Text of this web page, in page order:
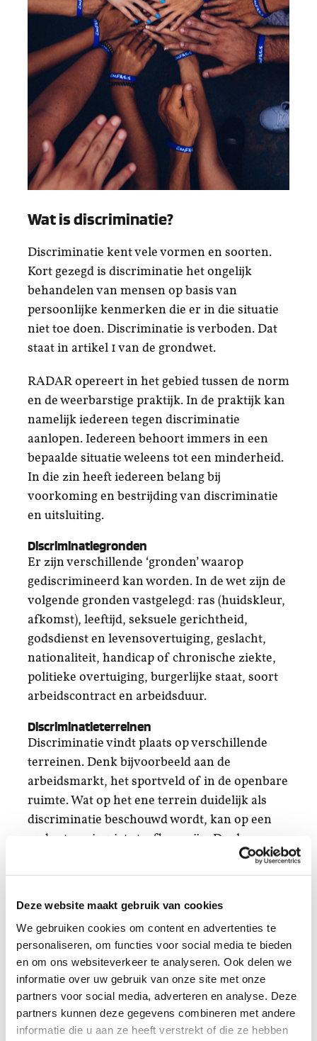
Deze website maakt gebruik van cookies
We gebruiken cookies om content en advertenties te
personaliseren, om functies voor social media te bieden
en om ons websiteverkeer te analyseren. Ook delen we
informatie over uw gebruik van onze site met onze
partners voor social media, adverteren en analyse. Deze
partners kunnen deze gegevens combineren met andere
informatie die u aan ze heeft verstrekt of die ze hebben
Wat is discriminatie?
Discriminatie kent vele vormen en soorten.
Kort gezegd is discriminatie het ongelijk
behandelen van mensen op basis van
persoonlijke kenmerken die er in die situatie
niet toe doen. Discriminatie is verboden. Dat
staat in artikel 1 van de grondwet.
RADAR opereert in het gebied tussen de norm
en de weerbarstige praktijk. In de praktijk kan
namelijk iedereen tegen discriminatie
aanlopen. Iedereen behoort immers in een
bepaalde situatie weleens tot een minderheid.
In die zin heeft iedereen belang bij
voorkoming en bestrijding van discriminatie
en uitsluiting.
Discriminatiegronden
Er zijn verschillende ‘gronden’ waarop
gediscrimineerd kan worden. In de wet zijn de
volgende gronden vastgelegd: ras (huidskleur,
afkomst), leeftijd, seksuele gerichtheid,
godsdienst en levensovertuiging, geslacht,
nationaliteit, handicap of chronische ziekte,
politieke overtuiging, burgerlijke staat, soort
arbeidscontract en arbeidsduur.
Discriminatieterreinen
Discriminatie vindt plaats op verschillende
terreinen. Denk bijvoorbeeld aan de
arbeidsmarkt, het sportveld of in de openbare
ruimte. Wat op het ene terrein duidelijk als
discriminatie beschouwd wordt, kan op een
ander terrein niet strafbaar zijn. Denk
bijvoorbeeld aan leeftijd: de Wet gelijke
behandeling is met betrekking tot leeftijd
vakbond en onderwijs. Meer informatie vind
je op onze thema-pagina’s.
Cijfers over discriminatie
Discriminatie komt vaak voor, maar hoe vaak
precies is lastig in te schatten. Lang niet alle
gevallen en gevoelens van discriminatie